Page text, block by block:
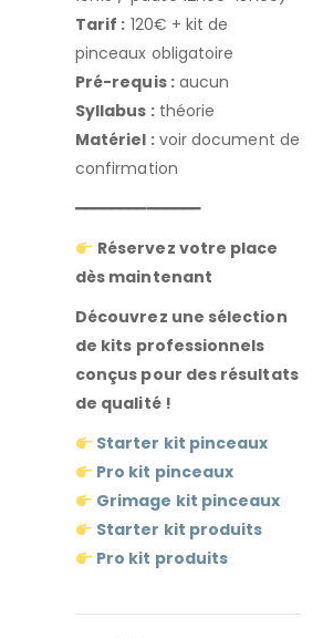
Tarif : 120€ + kit de
pinceaux obligatoire
Pré-requis :aucun
Syllabus :théorie
Matériel :voir document de
confirmation
━━━━━━━━━━━━━━
Réservez votre place
dès maintenant
Découvrez une sélection
de kits professionnels
conçus pour des résultats
de qualité !
Starter kit pinceaux
Pro kit pinceaux
Grimage kit pinceaux
Starter kit produits
Pro kit produits